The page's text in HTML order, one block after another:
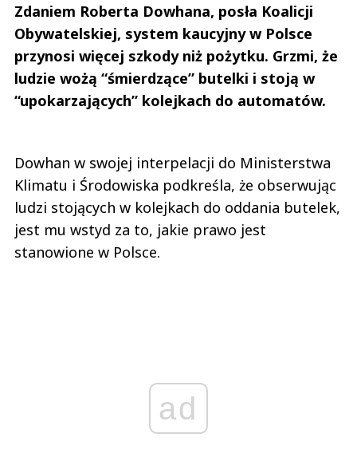
Zdaniem Roberta Dowhana, posła Koalicji
Obywatelskiej, system kaucyjny w Polsce
przynosi więcej szkody niż pożytku. Grzmi, że
ludzie wożą “śmierdzące” butelki i stoją w
“upokarzających” kolejkach do automatów.
Dowhan w swojej interpelacji do Ministerstwa
Klimatu i Środowiska podkreśla, że obserwując
ludzi stojących w kolejkach do oddania butelek,
jest mu wstyd za to, jakie prawo jest
stanowione w Polsce.
ad